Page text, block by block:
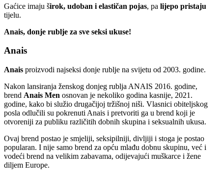
Gaćice imaju širok, udoban i elastičan pojas, pa lijepo pristaju
tijelu.
Anais, donje rublje za sve seksi ukuse!
Anais
Anais proizvodi najseksi donje rublje na svijetu od 2003. godine.
Nakon lansiranja ženskog donjeg rublja ANAIS 2016. godine,
brend Anais Men osnovan je nekoliko godina kasnije, 2021.
godine, kako bi služio drugačijoj tržišnoj niši. Vlasnici obiteljskog
posla odlučili su pokrenuti Anais i pretvoriti ga u brend koji je
otvoreniji za publiku različitih dobnih skupina i seksualnih ukusa.
Ovaj brend postao je smjeliji, seksipilniji, divljiji i stoga je postao
popularan. I nije samo brend za opću mlađu dobnu skupinu, već i
vodeći brend na velikim zabavama, odijevajući muškarce i žene
diljem Europe.